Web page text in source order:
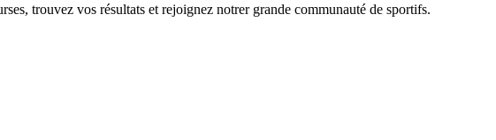
trouvez vos résultats et rejoignez notrer grande communauté de sportifs.